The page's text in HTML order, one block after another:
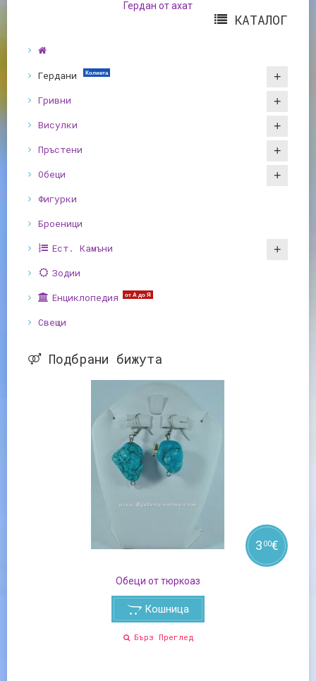
Гердан от ахат
КАТАЛОГ
Гердани Колиета
Гривни
Висулки
Пръстени
Обеци
Фигурки
Броеници
Ест. Камъни
Зодии
Енциклопедия
от А до Я
Свещи
Подбрани бижута
Обеци от тюркоаз
3 00€
Кошница
Бърз Преглед